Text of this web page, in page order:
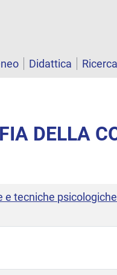
Didattica Ricerca
DELLA
e tecniche psicologiche